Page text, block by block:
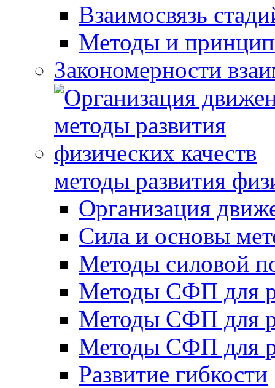
Взаимосвязь
Методы и
Закономерности
методы развития
Организация
Сила и основы
Методы силовой
Методы СФП для
Методы СФП для
Методы СФП для
Развитие гибкости